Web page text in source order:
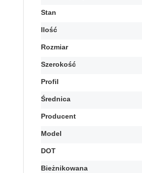
Stan
Ilość
Rozmiar
Szerokość
Profil
Średnica
Producent
Model
DOT
Bieżnikowana